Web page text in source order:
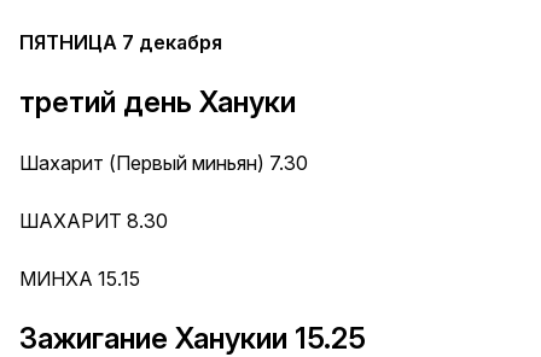
ПЯТНИЦА 7 декабря
третий день Хануки
Шахарит (Первый миньян) 7.30
ШАХАРИТ 8.30
МИНХА 15.15
Зажигание Ханукии 15.25